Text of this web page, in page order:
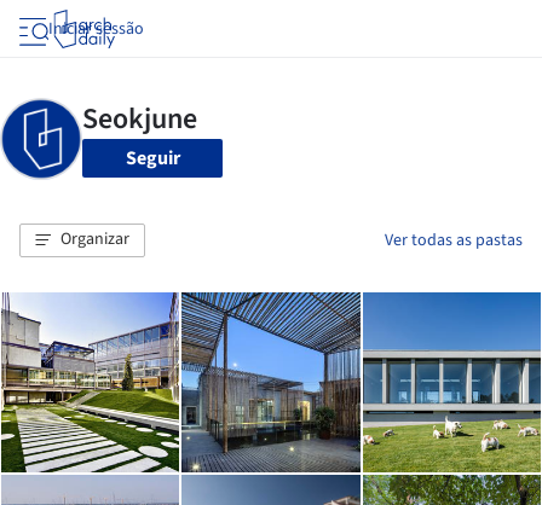
Iniciar sessão
Seguir
Organizar Ver todas as pastas